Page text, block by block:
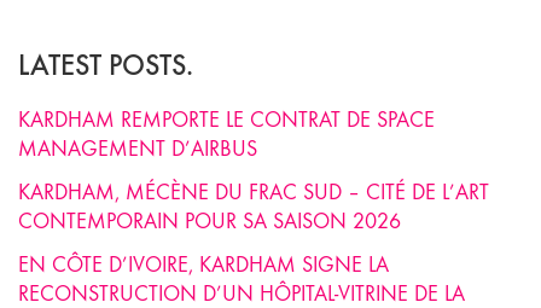
LATEST POSTS.
KARDHAM REMPORTE LE CONTRAT DE SPACE
MANAGEMENT D’AIRBUS
KARDHAM, MÉCÈNE DU FRAC SUD – CITÉ DE L’ART
CONTEMPORAIN POUR SA SAISON 2026
EN CÔTE D’IVOIRE, KARDHAM SIGNE LA
RECONSTRUCTION D’UN HÔPITAL-VITRINE DE LA